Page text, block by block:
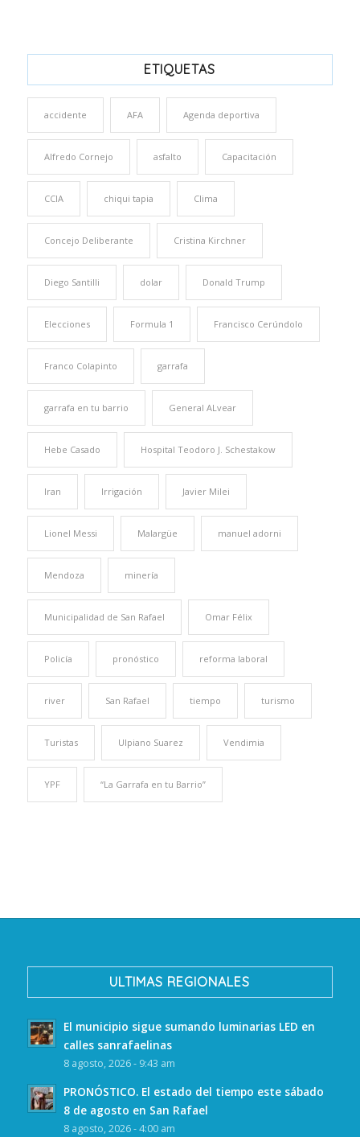
ETIQUETAS
accidente AFA Agenda deportiva
Alfredo Cornejo asfalto Capacitación
CCIA chiqui tapia Clima
Concejo Deliberante Cristina Kirchner
Diego Santilli dolar Donald Trump
Elecciones Formula 1 Francisco Cerúndolo
Franco Colapinto garrafa
garrafa en tu barrio General ALvear
Hebe Casado Hospital Teodoro J. Schestakow
Iran Irrigación Javier Milei
Lionel Messi Malargüe manuel adorni
Mendoza minería
Municipalidad de San Rafael Omar Félix
Policía pronóstico reforma laboral
river San Rafael tiempo turismo
Turistas Ulpiano Suarez Vendimia
YPF “La Garrafa en tu Barrio”
ULTIMAS REGIONALES
El municipio sigue sumando luminarias LED en
calles sanrafaelinas
8 agosto, 2026 - 9:43 am
PRONÓSTICO. El estado del tiempo este sábado
8 de agosto en San Rafael
8 agosto, 2026 - 4:00 am